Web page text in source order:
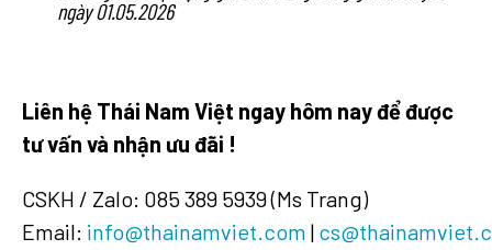
ngày01.05.2026
Liên hệ Thái Nam Việt ngay hôm nayđểđược
tưvấn và nhận ưu đãi !
CSKH / Zalo: 085 389 5939 (Ms Trang) ​
Email: info@thainamviet.com |